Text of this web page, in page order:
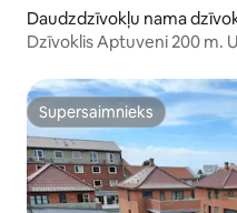
Daudzdzīvokļu nama
Dzīvoklis Aptuveni 200 m.
Supersaimnieks
Supersaimnieks